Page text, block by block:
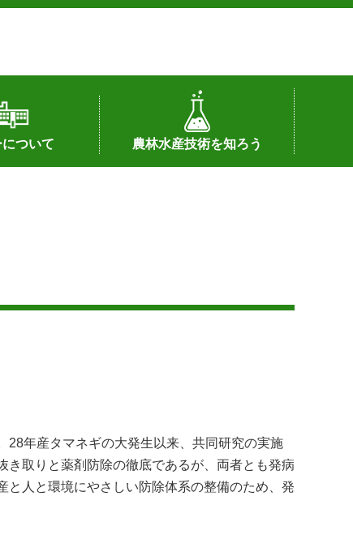
ついて
のリンク）
図
農林水産技術を知ろう
センターの話題
私の試験研究
試験研究課題
第6期中期業務計画
オンライン研究報告
刊行物
知的財産に関する相談窓口
28年産タマネギの大発生以来、共同研究の実施
取りと薬剤防除の徹底であるが、両者とも発病
と人と環境にやさしい防除体系の整備のため、発